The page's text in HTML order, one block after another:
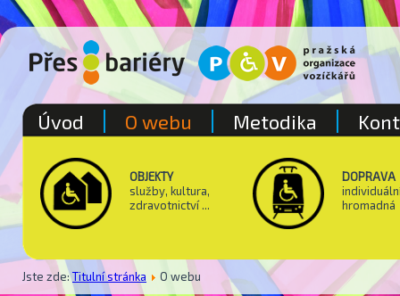
OBJEKTY
služby, kultura,
zdravotnictví ...
DOPRAVA
hromadná
Jste zde:Titulní stránka O webu
Úvod O webu Metodika